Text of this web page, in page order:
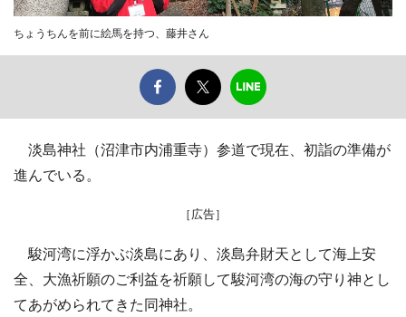
ちょうちんを前に絵馬を持つ、藤井さん
淡島神社（沼津市内浦重寺）参道で現在、初詣の準備が
進んでいる。
［広告］
駿河湾に浮かぶ淡島にあり、淡島弁財天として海上安
全、大漁祈願のご利益を祈願して駿河湾の海の守り神とし
てあがめられてきた同神社。